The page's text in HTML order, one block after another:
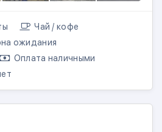
Чай / кофе
ожидания
Оплата наличными